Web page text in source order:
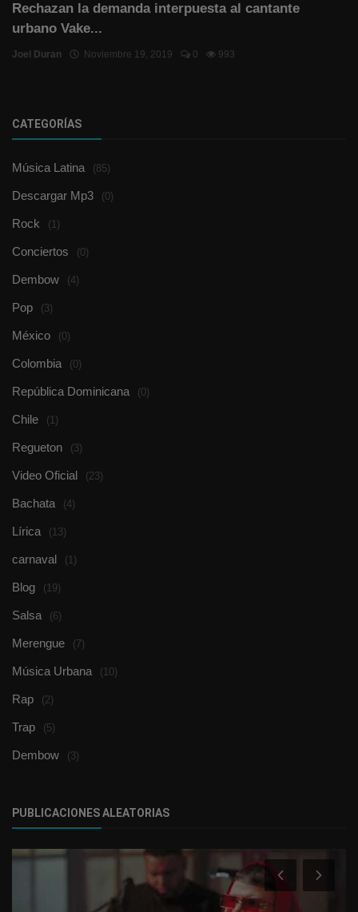
Rechazan la demanda interpuesta al cantante
urbano Vake...
Joel Duran Noviembre 19, 2019 0 993
CATEGORÍAS
Música Latina (85)
Descargar Mp3 (0)
Rock (1)
Conciertos (0)
Dembow (4)
Pop (3)
México (0)
Colombia (0)
República Dominicana (0)
Chile (1)
Regueton (3)
Video Oficial (23)
Bachata (4)
Lírica (13)
carnaval (1)
Blog (19)
Salsa (6)
Merengue (7)
Música Urbana (10)
Rap (2)
Trap (5)
Dembow (3)
PUBLICACIONES ALEATORIAS